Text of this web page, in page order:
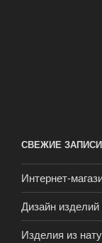
СВЕЖИЕ ЗАПИСИ
Интернет-
Дизайн изделий
Изделия из